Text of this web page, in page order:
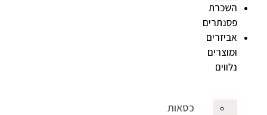
השכרת
פסנתרים
אביזרים
ומוצרים
נלווים
כסאות